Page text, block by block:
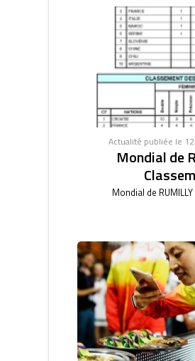
Actualité publiée le
Mondial de
Mondial de